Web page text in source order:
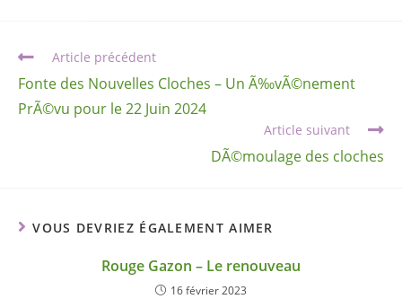
Article précédent
Fonte des Nouvelles Cloches – Un Ã‰vÃ©nement
PrÃ©vu pour le 22 Juin 2024
Article suivant
DÃ©moulage des cloches
VOUS DEVRIEZ ÉGALEMENT AIMER
Rouge Gazon – Le renouveau
16 février 2023